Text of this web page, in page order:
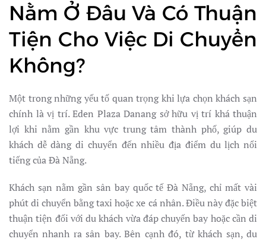
Nằm Ở Đâu Và Có Thuận
Tiện Cho Việc Di Chuyển
Không?
Một trong những yếu tố quan trọng khi lựa chọn khách sạn
chính là vị trí. Eden Plaza Danang sở hữu vị trí khá thuận
lợi khi nằm gần khu vực trung tâm thành phố, giúp du
khách dễ dàng di chuyển đến nhiều địa điểm du lịch nổi
tiếng của Đà Nẵng.
Khách sạn nằm gần sân bay quốc tế Đà Nẵng, chỉ mất vài
phút di chuyển bằng taxi hoặc xe cá nhân. Điều này đặc biệt
thuận tiện đối với du khách vừa đáp chuyến bay hoặc cần di
chuyển nhanh ra sân bay. Bên cạnh đó, từ khách sạn, du